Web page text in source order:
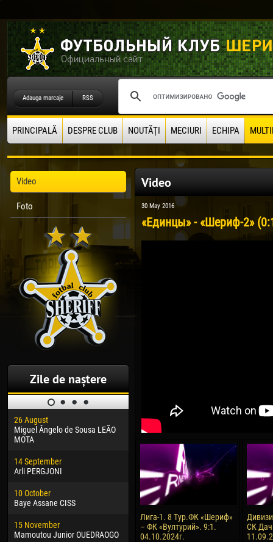
Adauga marcaje RSS
PRINCIPALĂ DESPRE CLUB NOUTĂŢI MECIURI ECHIPA
Video
Foto
Zile de naștere
26 August
Miguel Ângelo de Sousa LEÃO
MOTA
14 September
Arli PERGJONI
10 October
Baye Assane CISS
15 November
Mamoutou Junior OUEDRAOGO
30 January
Dhoraso Moreo KLAS
24 February
Vladislav COSTIN
02 March
Veaceslav COZMA
09 March
Emmanuel AFETSE
04
13
24
15
Video
30 May 2016
«Единцы» - «Шериф-2»
Лига-1. 8 Тур.ФК «Шериф»
– ФК «Вултурий». 9:1.
04.10.2024г.
СК